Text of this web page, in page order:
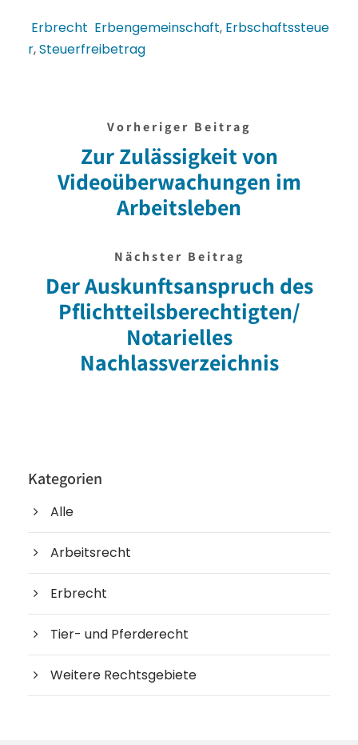
Erbrecht Erbengemeinschaft, Erbschaftssteue
r,Steuerfreibetrag
Vorheriger Beitrag
Zur Zulässigkeit von
Videoüberwachungen im
Arbeitsleben
Nächster Beitrag
Der Auskunftsanspruch des
Pflichtteilsberechtigten/
Notarielles
Nachlassverzeichnis
Kategorien
Alle
Arbeitsrecht
Erbrecht
Tier- und Pferderecht
Weitere Rechtsgebiete